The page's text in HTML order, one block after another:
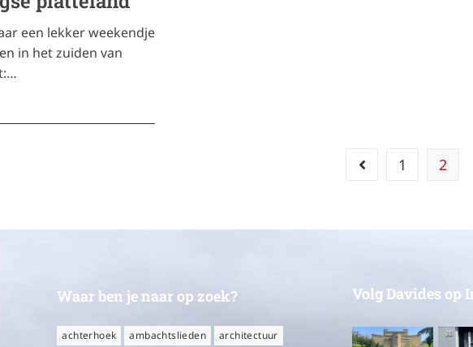
een lekker weekendje
in het zuiden van
1 2
Waar ben je naar op zoek?
achterhoek ambachtslieden
architectuur
Volg Davides op